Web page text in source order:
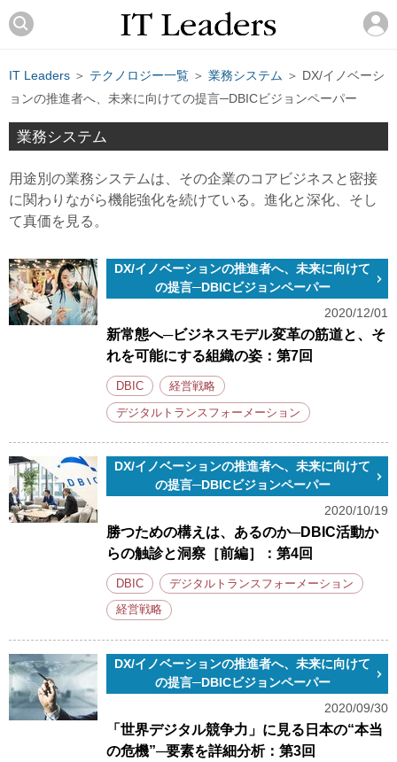
IT Leaders ＞ テクノロジー一覧 ＞ 業務システム ＞ DX/イノベーシ
ョンの推進者へ、未来に向けての提言─DBICビジョンペーパー
業務システム
用途別の業務システムは、その企業のコアビジネスと密接
に関わりながら機能強化を続けている。進化と深化、そし
て真価を見る。
DX/イノベーションの推進者へ、未来に向けて
の提言─DBICビジョンペーパー
2020/12/01
新常態へ─ビジネスモデル変革の筋道と、そ
れを可能にする組織の姿：第7回
DBIC 経営戦略
デジタルトランスフォーメーション
DX/イノベーションの推進者へ、未来に向けて
の提言─DBICビジョンペーパー
2020/10/19
勝つための構えは、あるのか─DBIC活動か
らの触診と洞察［前編］：第4回
DBIC デジタルトランスフォーメーション
経営戦略
DX/イノベーションの推進者へ、未来に向けて
の提言─DBICビジョンペーパー
2020/09/30
「世界デジタル競争力」に見る日本の“本当
の危機”─要素を詳細分析：第3回